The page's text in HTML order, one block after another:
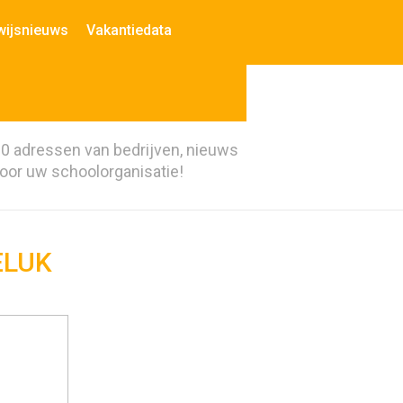
Vakantiedata
adressen van bedrijven, nieuws
uw schoolorganisatie!